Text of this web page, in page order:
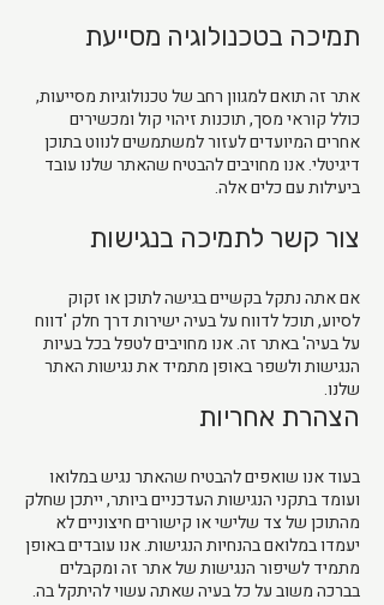
תמיכה בטכנולוגיה מסייעת
אתר זה תואם למגוון רחב של טכנולוגיות מסייעות,
כולל קוראי מסך, תוכנות זיהוי קול ומכשירים
אחרים המיועדים לעזור למשתמשים לנווט בתוכן
דיגיטלי. אנו מחויבים להבטיח שהאתר שלנו עובד
ביעילות עם כלים אלה.
צור קשר לתמיכה בנגישות
אם אתה נתקל בקשיים בגישה לתוכן או זקוק
לסיוע, תוכל לדווח על בעיה ישירות דרך חלק 'דווח
על בעיה' באתר זה. אנו מחויבים לטפל בכל בעיות
הנגישות ולשפר באופן מתמיד את נגישות האתר
שלנו.
הצהרת אחריות
בעוד אנו שואפים להבטיח שהאתר נגיש במלואו
ועומד בתקני הנגישות העדכניים ביותר, ייתכן שחלק
מהתוכן של צד שלישי או קישורים חיצוניים לא
יעמדו במלואם בהנחיות הנגישות. אנו עובדים באופן
מתמיד לשיפור הנגישות של אתר זה ומקבלים
בברכה משוב על כל בעיה שאתה עשוי להיתקל בה.